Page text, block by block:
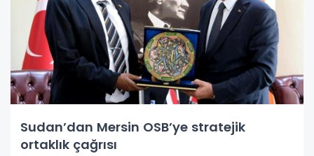
Sudan’dan Mersin OSB’ye stratejik
ortaklık çağrısı